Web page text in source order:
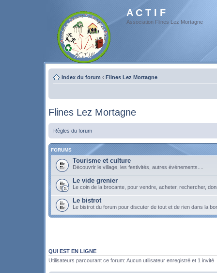
A C T I F
Association Flines Lez Mortagne
Index du forum ‹ Flines Lez Mortagne
Flines Lez Mortagne
Règles du forum
FORUMS
Tourisme et culture
Découvrir le village, les festivités, autres événements....
Le vide grenier
Le coin de la brocante, pour vendre, acheter, rechercher,
Le bistrot
Le bistrot du forum pour discuter de tout et de rien dans la
QUI EST EN LIGNE
Utilisateurs parcourant ce forum: Aucun utilisateur enregistré et 1 invité